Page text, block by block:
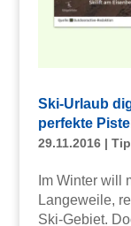
Ski-Urlaub
perfekte
29.11.2016|
Im Winter will
Langeweile,
Ski-Gebiet.